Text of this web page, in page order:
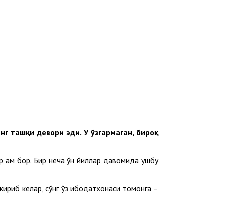
ташқи девори эди. У ўзгармаган, бироқ
ҳам бор. Бир неча ўн йиллар давомида ушбу
келар, сўнг ўз ибодатхонаси томонга –